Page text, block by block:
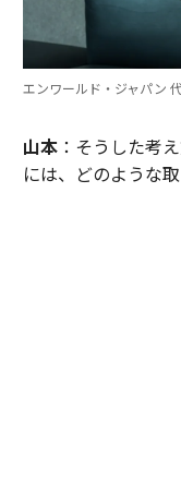
エンワールド・ジャパン
山本：そうした考
には、どのような